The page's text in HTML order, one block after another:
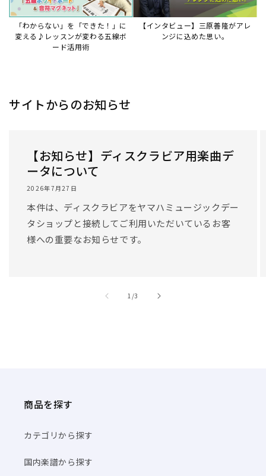
タショップと接続してご利用いただいているお客
様への重要なお知らせです。
商品を探す
カテゴリから探す
国内楽譜から探す